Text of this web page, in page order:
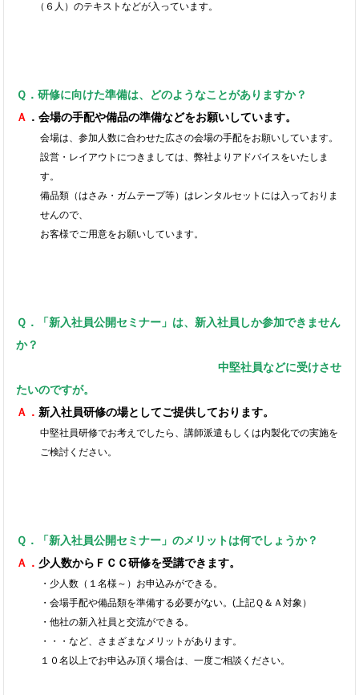
（６人）のテキストなどが入っています。
Ｑ．研修に向けた準備は、どのようなことがありますか？
Ａ ．会場の手配や備品の準備などをお願いしています。
会場は、参加人数に合わせた広さの会場の手配をお願いしています。
設営・レイアウトにつきましては、弊社よりアドバイスをいたしま
す。
備品類（はさみ・ガムテープ等）はレンタルセットには入っておりま
せんので、
お客様でご用意をお願いしています。
Ｑ．
「新入社員公開セミナー」は、新入社員しか参加できません
か？
中堅社員などに受けさせ
たいのですが。
Ａ． 新入社員研修の場としてご提供しております。
中堅社員研修でお考えでしたら、講師派遣もしくは内製化での実施を
ご検討ください。
Ｑ．「新入社員公開セミナー」のメリットは何でしょうか？
Ａ．少人数からＦＣＣ研修を受講できます。
・少人数（１名様～）お申込みができる。
・会場手配や備品類を準備する必要がない。(上記Ｑ＆Ａ対象）
・他社の新入社員と交流ができる。
・・・など、さまざまなメリットがあります。
１０名以上でお申込み頂く場合は、一度ご相談ください。